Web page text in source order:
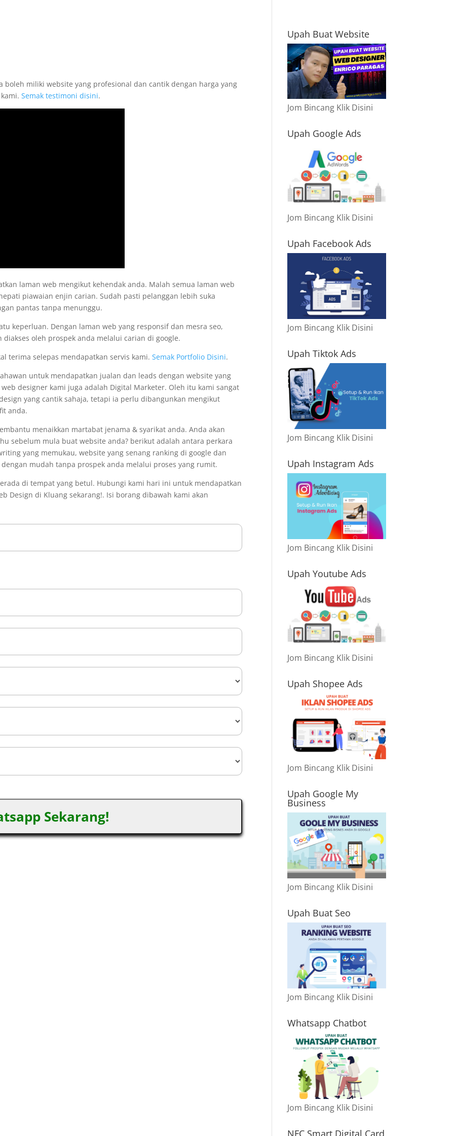
boleh miliki website yang profesional dan cantik dengan harga yang
kami.Semak testimoni disini.
laman web mengikut kehendak anda. Malah semua laman web
piawaian enjin carian. Sudah pasti pelanggan lebih suka
pantas tanpa menunggu.
keperluan. Dengan laman web yang responsif dan mesra seo,
oleh prospek anda melalui carian di google.
terima selepas mendapatkan servis kami.Semak Portfolio Disini.
untuk mendapatkan jualan dan leads dengan website yang
designer kami juga adalah Digital Marketer. Oleh itu kami sangat
yang cantik sahaja, tetapi ia perlu dibangunkan mengikut
anda.
menaikkan martabat jenama & syarikat anda. Anda akan
sebelum mula buat website anda? berikut adalah antara perkara
yang memukau, website yang senang ranking di google dan
mudah tanpa prospek anda melalui proses yang rumit.
di tempat yang betul. Hubungi kami hari ini untuk mendapatkan
Design di Kluang sekarang!. Isi borang dibawah kami akan
Sekarang!
Upah Buat Website
Jom Bincang Klik Disini
Upah Google Ads
Jom Bincang Klik Disini
Upah Facebook Ads
Jom Bincang Klik Disini
Upah Tiktok Ads
Jom Bincang Klik Disini
Upah Instagram Ads
Jom Bincang Klik Disini
Upah Youtube Ads
Jom Bincang Klik Disini
Upah Shopee Ads
Jom Bincang Klik Disini
Upah Google My
Business
Jom Bincang Klik Disini
Upah Buat Seo
Jom Bincang Klik Disini
Whatsapp Chatbot
Jom Bincang Klik Disini
NFC Smart Digital Card